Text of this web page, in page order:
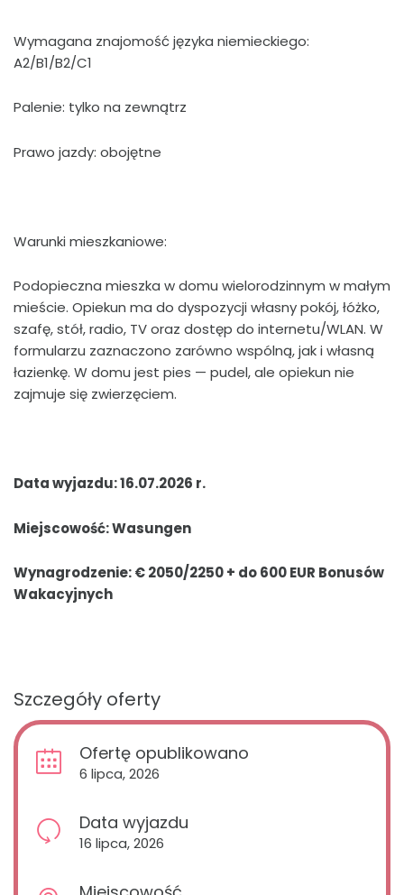
Wymagana znajomość języka niemieckiego:
A2/B1/B2/C1
Palenie: tylko na zewnątrz
Prawo jazdy: obojętne
Warunki mieszkaniowe:
Podopieczna mieszka w domu wielorodzinnym w małym
mieście. Opiekun ma do dyspozycji własny pokój, łóżko,
szafę, stół, radio, TV oraz dostęp do internetu/WLAN. W
formularzu zaznaczono zarówno wspólną, jak i własną
łazienkę. W domu jest pies — pudel, ale opiekun nie
zajmuje się zwierzęciem.
Data wyjazdu: 16.07.2026 r.
Miejscowość: Wasungen
Wynagrodzenie: € 2050/2250 + do 600 EUR Bonusów
Wakacyjnych
Szczegóły oferty
Ofertę opublikowano
6 lipca, 2026
Data wyjazdu
16 lipca, 2026